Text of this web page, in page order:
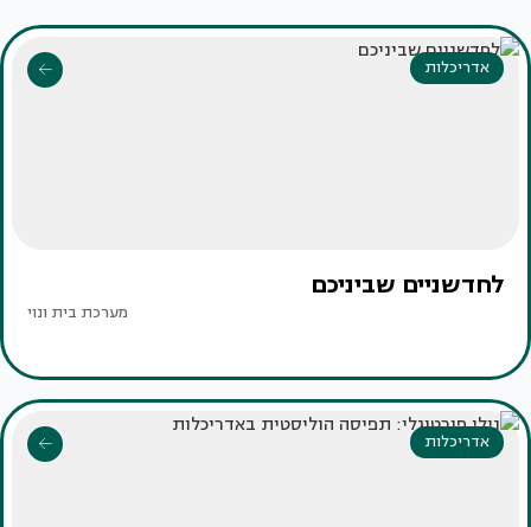
אדריכלות
לחדשניים שביניכם
מערכת בית ונוי
אדריכלות